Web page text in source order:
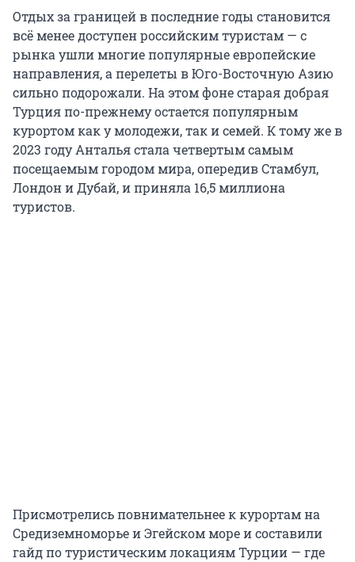
Отдых за границей в последние годы становится
всё менее доступен российским туристам — с
рынка ушли многие популярные европейские
направления, а перелеты в Юго-Восточную Азию
сильно подорожали. На этом фоне старая добрая
Турция по-прежнему остается популярным
курортом как у молодежи, так и семей. К тому же в
2023 году Анталья стала четвертым самым
посещаемым городом мира, опередив Стамбул,
Лондон и Дубай, и приняла 16,5 миллиона
туристов.
Присмотрелись повнимательнее к курортам на
Средиземноморье и Эгейском море и составили
гайд по туристическим локациям Турции — где